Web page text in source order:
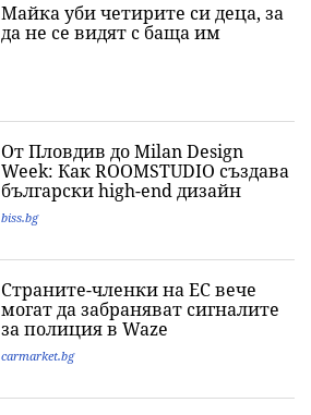
Майка уби четирите си деца, за
да не се видят с баща им
От Пловдив до Milan Design
Week: Как ROOMSTUDIO създава
български high-end дизайн
biss.bg
Страните-членки на ЕС вече
могат да забраняват сигналите
за полиция в Waze
carmarket.bg